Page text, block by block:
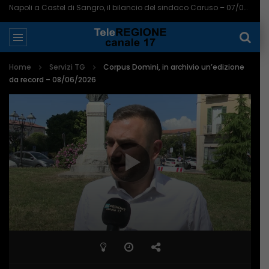
Napoli a Castel di Sangro, il bilancio del sindaco Caruso – 07/08/2026
Home Servizi TG
Corpus Domini, in archivio un’edizione
da record – 08/06/2026